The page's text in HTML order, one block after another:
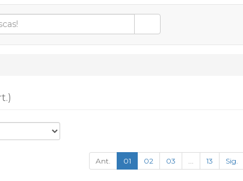
Ant. 01 02 03 ... 13 Sig.